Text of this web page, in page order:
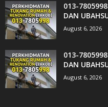
013-7805998
DAN
August 6, 2026
013-7805998
DAN
August 6, 2026